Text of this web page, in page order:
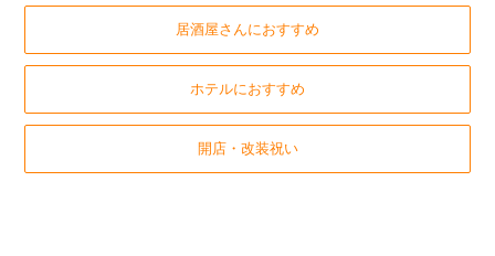
居酒屋さんにおすすめ
ホテルにおすすめ
開店・改装祝い